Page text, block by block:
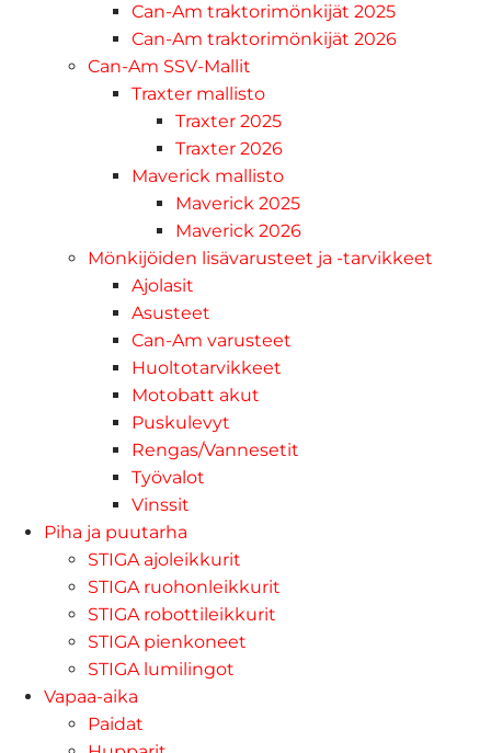
Can-Am traktorimönkijät 2025
Can-Am traktorimönkijät 2026
Can-Am SSV-Mallit
Traxter mallisto
Traxter 2025
Traxter 2026
Maverick mallisto
Maverick 2025
Maverick 2026
Mönkijöiden lisävarusteet ja -tarvikkeet
Ajolasit
Asusteet
Can-Am varusteet
Huoltotarvikkeet
Motobatt akut
Puskulevyt
Rengas/Vannesetit
Työvalot
Vinssit
Piha ja puutarha
STIGA ajoleikkurit
STIGA ruohonleikkurit
STIGA robottileikkurit
STIGA pienkoneet
STIGA lumilingot
Vapaa-aika
Paidat